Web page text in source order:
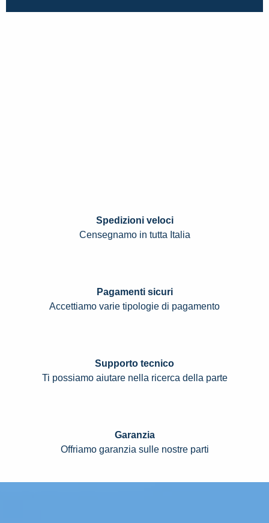
Spedizioni veloci
Censegnamo in tutta Italia
Pagamenti sicuri
Accettiamo varie tipologie di pagamento
Supporto tecnico
Ti possiamo aiutare nella ricerca della parte
Garanzia
Offriamo garanzia sulle nostre parti